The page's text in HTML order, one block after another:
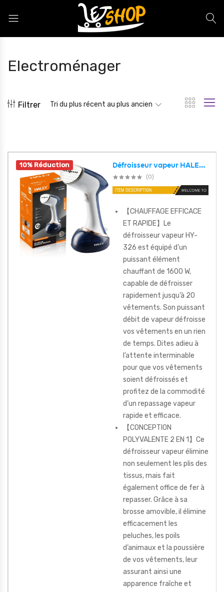
Electroménager
Filtrer Tri du plus récent au plus ancien
10% Réduction Défroisseur vapeur HALEY HY-326 1600 W chauffe rapide en 20 secondes portable et à main – مكواة ملابس محمولة
(0)
【CHAUFFAGE EFFICACE
ET RAPIDE】Le
défroisseur vapeur HY-
326 est équipé d’un
puissant élément
chauffant de 1600 W,
capable de défroisser
rapidement jusqu’à 20
vêtements. Son puissant
débit de vapeur défroisse
vos vêtements en un rien
de temps. Dites adieu à
l’attente interminable
pour que vos vêtements
soient défroissés et
profitez de la commodité
d’un repassage vapeur
rapide et efficace.
【CONCEPTION
POLYVALENTE 2 EN 1】Ce
défroisseur vapeur élimine
non seulement les plis des
tissus, mais fait
également office de fer à
repasser. Grâce à sa
brosse amovible, il élimine
efficacement les
peluches, les poils
d’animaux et la poussière
de vos vêtements, leur
assurant ainsi une
apparence fraîche et